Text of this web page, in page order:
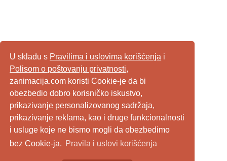
U skladu s Pravilima i uslovima korišćenja i
Polisom o poštovanju privatnosti,
zanimacija.com koristi Cookie-je da bi
obezbedio dobro korisničko iskustvo,
prikazivanje personalizovanog sadržaja,
prikazivanje reklama, kao i druge funkcionalnosti
i usluge koje ne bismo mogli da obezbedimo
bez Cookie-ja. Pravila i uslovi korišćenja